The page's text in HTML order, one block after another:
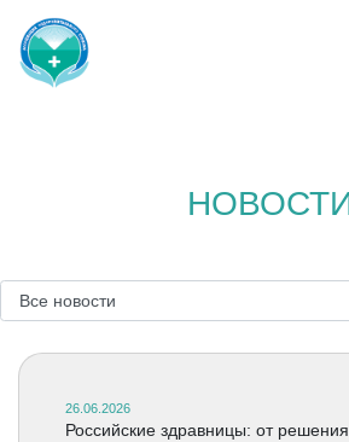
26.06.2026
Российские здравницы: от